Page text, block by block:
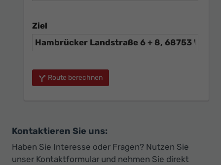
Ziel
Route berechnen
Kontaktieren Sie uns:
Haben Sie Interesse oder Fragen? Nutzen Sie
unser Kontaktformular und nehmen Sie direkt